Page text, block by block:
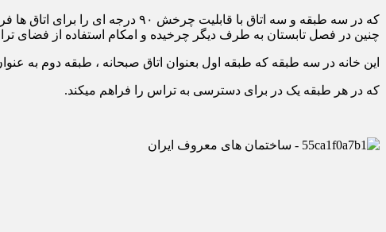
که در سه طبقه و سه اتاق با
چنین در فصل تابستان به طرف دیگر چرخیده و امکام استفاده از فضای
این خانه در سه طبقه که طبقه اول بعنوان اتاق صبحانه ، طبقه دوم به
که در هر طبقه یک در برای دسترسی به تراس را فراهم میکند.